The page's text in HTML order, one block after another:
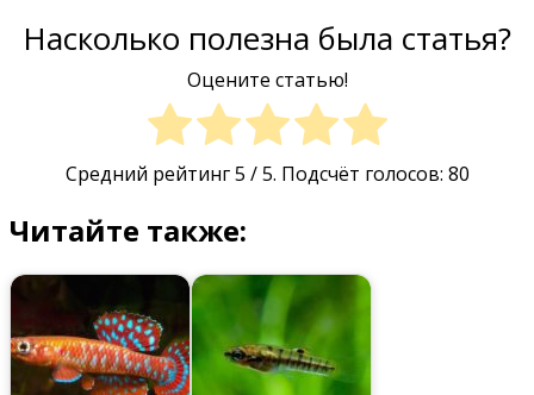
Насколько полезна была статья?
Оцените статью!
Средний рейтинг5 / 5. Подсчёт голосов: 80
Читайте также: